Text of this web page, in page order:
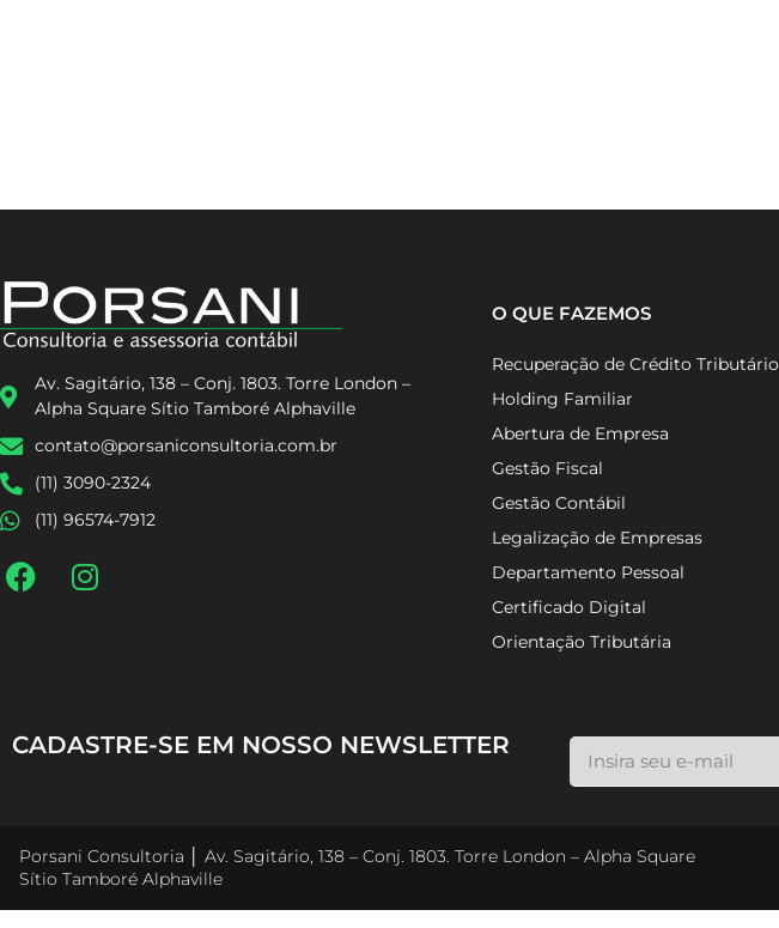
Av. Sagitário, 138 – Conj. 1803. Torre London –
Alpha Square Sítio Tamboré Alphaville
contato@porsaniconsultoria.com.br
(11) 3090-2324
(11) 96574-7912
O QUE FAZEMOS
Recuperação de Crédito Tributário
Holding Familiar
Abertura de Empresa
Gestão Fiscal
Gestão Contábil
Legalização de Empresas
Departamento Pessoal
Certificado Digital
Orientação Tributária
CADASTRE-SE EM NOSSO NEWSLETTER
Porsani Consultoria │ Av. Sagitário, 138 – Conj. 1803. Torre London – Alpha Square
Sítio Tamboré Alphaville